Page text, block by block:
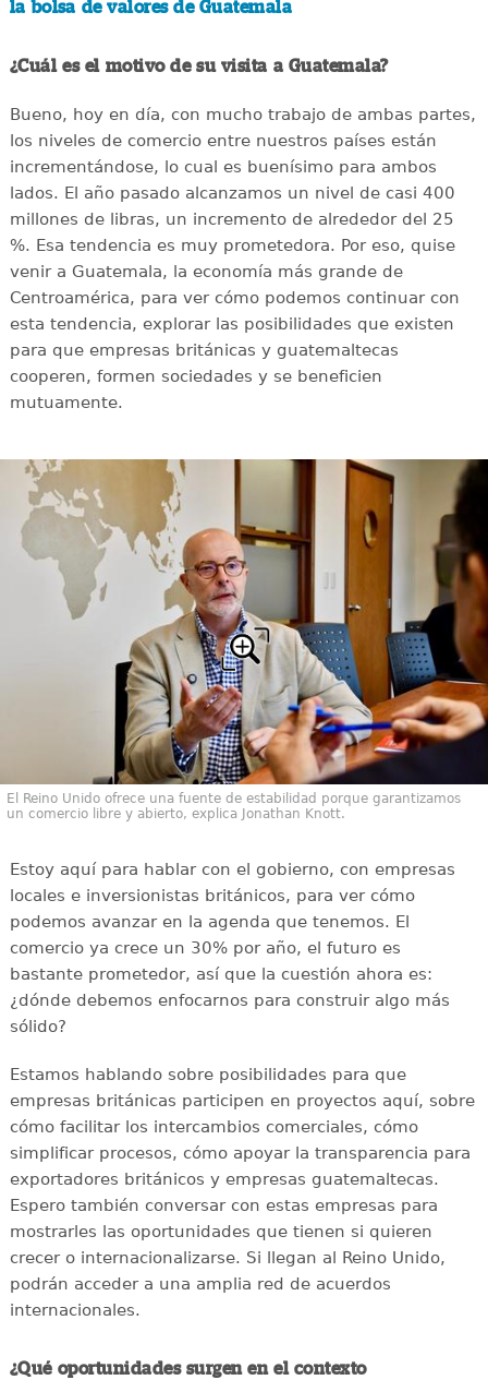
la bolsa de valores de Guatemala
¿Cuál es el motivo de su visita a Guatemala?
Bueno, hoy en día, con mucho trabajo de ambas partes,
los niveles de comercio entre nuestros países están
incrementándose, lo cual es buenísimo para ambos
lados. El año pasado alcanzamos un nivel de casi 400
millones de libras, un incremento de alrededor del 25
%. Esa tendencia es muy prometedora. Por eso, quise
venir a Guatemala, la economía más grande de
Centroamérica, para ver cómo podemos continuar con
esta tendencia, explorar las posibilidades que existen
para que empresas británicas y guatemaltecas
cooperen, formen sociedades y se beneficien
mutuamente.
El Reino Unido ofrece una fuente de estabilidad porque garantizamos
un comercio libre y abierto, explica Jonathan Knott.
Estoy aquí para hablar con el gobierno, con empresas
locales e inversionistas británicos, para ver cómo
podemos avanzar en la agenda que tenemos. El
comercio ya crece un 30% por año, el futuro es
bastante prometedor, así que la cuestión ahora es:
¿dónde debemos enfocarnos para construir algo más
sólido?
Estamos hablando sobre posibilidades para que
empresas británicas participen en proyectos aquí, sobre
cómo facilitar los intercambios comerciales, cómo
simplificar procesos, cómo apoyar la transparencia para
exportadores británicos y empresas guatemaltecas.
Espero también conversar con estas empresas para
mostrarles las oportunidades que tienen si quieren
crecer o internacionalizarse. Si llegan al Reino Unido,
podrán acceder a una amplia red de acuerdos
internacionales.
¿Qué oportunidades surgen en el contexto